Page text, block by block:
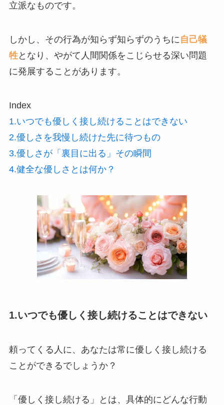
立派なものです。
しかし、その行為が知らず知らずのうちに 自己犠
牲となり、やがて人間関係をこじらせる深い問題
に発展することがあります。
Index
1.いつでも優しく接し続けることはできない
2.優しさを我慢し続けた先に待つもの
3.優しさが「裏目に出る」その瞬間
4.健全な優しさとは何か？
1.いつでも優しく接し続けることはできない
頼ってくる人に、あなたは常に優しく接し続ける
ことができるでしょうか？
「優しく接し続ける」とは、具体的にどんな行動